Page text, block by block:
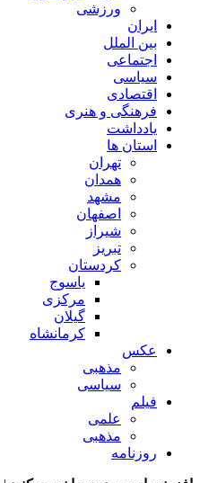
ورزشی
ایران
بین الملل
اجتماعی
سیاسی
اقتصادی
فرهنگی و هنری
یادداشت
استان ها
تهران
همدان
مشهد
اصفهان
شیراز
تبریز
کردستان
یاسوج
مرکزی
گیلان
کرمانشاه
عکس
مذهبی
سیاسی
فیلم
علمی
مذهبی
روزنامه